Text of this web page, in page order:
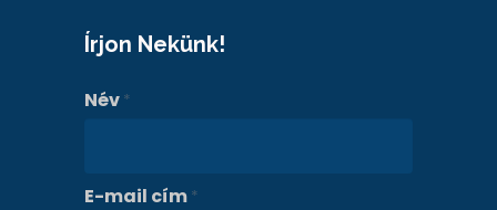
Írjon Nekünk!
Név *
E-mail cím *